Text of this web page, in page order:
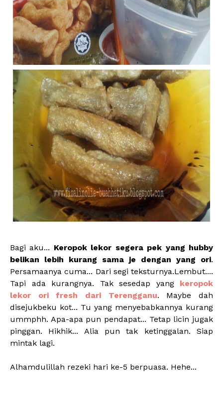
Bagi aku... Keropok lekor segera pek yang hubby
belikan lebih kurang sama je dengan yang ori.
Persamaanya cuma... Dari segi teksturnya.Lembut....
Tapi ada kurangnya. Tak sesedap yang keropok
lekor ori fresh dari Terengganu. Maybe dah
disejukbeku kot... Tu yang menyebabkannya kurang
ummphh. Apa-apa pun pendapat... Tetap licin jugak
pinggan. Hikhik... Alia pun tak ketinggalan. Siap
mintak lagi.
Alhamdulillah rezeki hari ke-5 berpuasa. Hehe...